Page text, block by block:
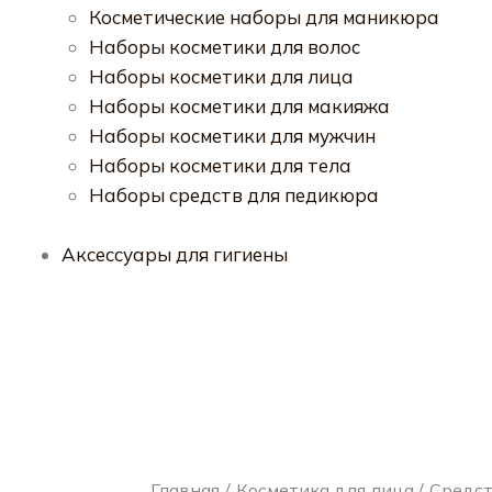
Косметические наборы для маникюра
Наборы косметики для волос
Наборы косметики для лица
Наборы косметики для макияжа
Наборы косметики для мужчин
Наборы косметики для тела
Наборы средств для педикюра
Аксессуары для гигиены